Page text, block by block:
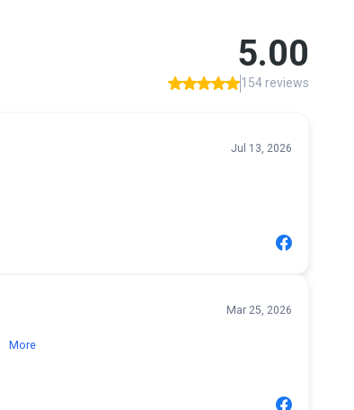
5.00
154 reviews
Jul 13, 2026
Mar 25, 2026
More